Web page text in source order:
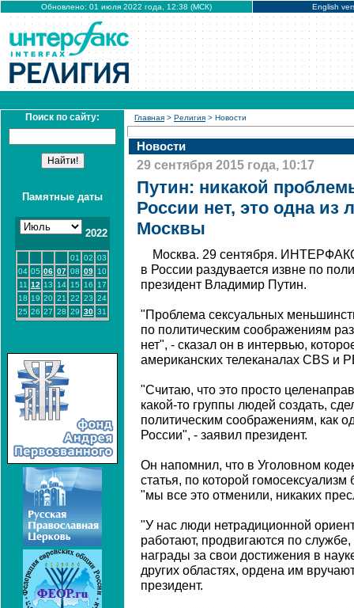
Обновлено: 01 июля 2022 года, 12:38 (МСК) English
Поиск по сайту:
Памятные даты
2022
01 02 03
04 05 06 07 08 09 10
11 12 13 14 15 16
17
18 19 20 21 22 23 24
25 26 27 28 29 30 31
Главная > Религия > Новости
Новости
29 сентября 2015 года, 10:17
Путин: никакой
России нет, это одна из
Москвы
Москва. 29 сентября.
в России раздувается извне по
президент Владимир Путин.
"Проблема сексуальных
по политическим соображениям
нет", - сказал он в интервью,
американских телеканалах CBS и
"Считаю, что это просто
какой-то группы людей создать,
политическим соображениям, как
России", - заявил президент.
Он напомнил, что в Уголовном
статья, по которой
"мы все это отменили, никаких
"У нас люди нетрадиционной
работают, продвигаются по
награды за свои достижения в
других областях, ордена им
президент.